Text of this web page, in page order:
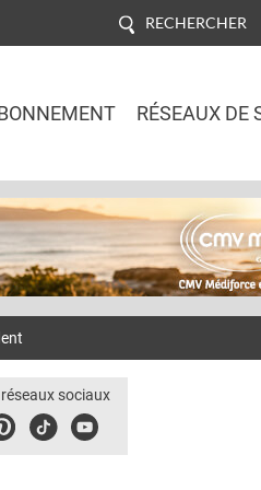
RECHERCHER
RÉSEAUX DE
sociaux
TiktokYoubute